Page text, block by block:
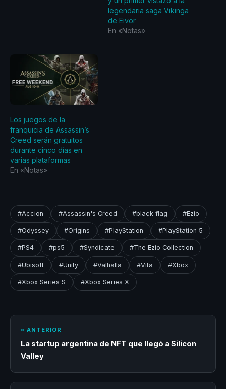
legendaria saga Vikinga
de Eivor
En «Notas»
Los juegos de la
franquicia de Assassin’s
Creed serán gratuitos
durante cinco días en
varias plataformas
En «Notas»
#Accion #Assassin's Creed #black flag #Ezio
#Odyssey #Origins #PlayStation #PlayStation 5
#PS4 #ps5 #Syndicate #The Ezio Collection
#Ubisoft #Unity #Valhalla #Vita #Xbox
#Xbox Series S #Xbox Series X
« ANTERIOR
La startup argentina de NFT que llegó a Silicon
Valley